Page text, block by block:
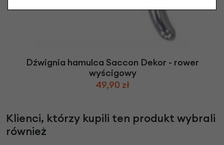
Dźwignia hamulca Saccon Dekor - rower
wyścigowy
49,90 zł
Klienci, którzy kupili ten produkt wybrali
również